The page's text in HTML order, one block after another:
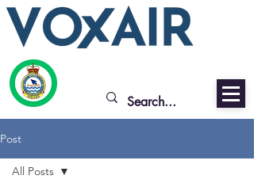
Post
All Posts